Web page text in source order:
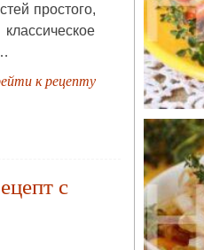
простого,
к рецепту
с